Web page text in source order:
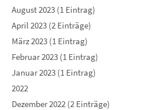
August 2023 (1 Eintrag)
April 2023 (2 Einträge)
März 2023 (1 Eintrag)
Februar 2023 (1 Eintrag)
Januar 2023 (1 Eintrag)
2022
Dezember 2022 (2 Einträge)